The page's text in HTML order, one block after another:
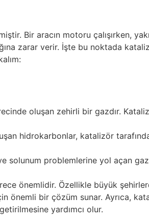
Bir aracın motoru çalışırken,
zarar verir. İşte bu noktada
oluşan zehirli bir gazdır.
hidrokarbonlar, katalizör
solunum problemlerine yol açan
önemlidir. Özellikle büyük
bir çözüm sunar. Ayrıca,
yardımcı olur.